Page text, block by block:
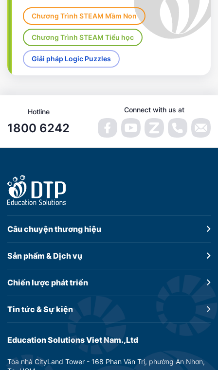
Chương Trình STEAM Mầm Non
Chương Trình STEAM Tiểu học
Giải pháp Logic Puzzles
Hotline
1800 6242
Connect with us at
Education Solutions Viet Nam.,Ltd
Tòa nhà CityLand Tower - 168 Phan Văn Trị, phường An Nhơn,
Câu chuyệnthương hiệu
Sản phẩm &Dịch vụ
Chiến lược phát triển
Tin tức &Sự kiện